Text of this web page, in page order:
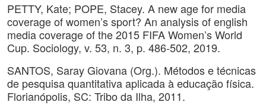
PETTY, Kate; POPE, Stacey. A new age for media
coverage of women’s sport? An analysis of english
media coverage of the 2015 FIFA Women’s World
Cup. Sociology, v. 53, n. 3, p. 486-502, 2019.
SANTOS, Saray Giovana (Org.). Métodos e técnicas
de pesquisa quantitativa aplicada à educação física.
Florianópolis, SC: Tribo da Ilha, 2011.